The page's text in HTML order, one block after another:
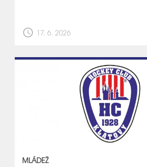
schedule 17. 6. 2026
MLÁDEŽ